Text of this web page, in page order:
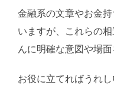
金融系の文章やお金
いますが、これらの
んに明確な意図や場
お役に立てればうれし